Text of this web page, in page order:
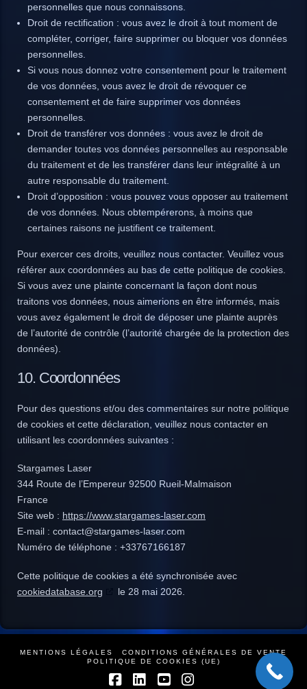
personnelles que nous connaissons.
Droit de rectification : vous avez le droit à tout moment de
compléter, corriger, faire supprimer ou bloquer vos données
personnelles.
Si vous nous donnez votre consentement pour le traitement
de vos données, vous avez le droit de révoquer ce
consentement et de faire supprimer vos données
personnelles.
Droit de transférer vos données : vous avez le droit de
demander toutes vos données personnelles au responsable
du traitement et de les transférer dans leur intégralité à un
autre responsable du traitement.
Droit d’opposition : vous pouvez vous opposer au traitement
de vos données. Nous obtempérerons, à moins que
certaines raisons ne justifient ce traitement.
Pour exercer ces droits, veuillez nous contacter. Veuillez vous
référer aux coordonnées au bas de cette politique de cookies.
Si vous avez une plainte concernant la façon dont nous
traitons vos données, nous aimerions en être informés, mais
vous avez également le droit de déposer une plainte auprès
de l’autorité de contrôle (l’autorité chargée de la protection des
données).
10. Coordonnées
Pour des questions et/ou des commentaires sur notre politique
de cookies et cette déclaration, veuillez nous contacter en
utilisant les coordonnées suivantes :
Stargames Laser
344 Route de l’Empereur 92500 Rueil-Malmaison
France
Site web : https://www.stargames-laser.com
E-mail : contact@stargames-laser.com
Numéro de téléphone : +33767166187
Cette politique de cookies a été synchronisée avec
cookiedatabase.org
le 28 mai 2026.
MENTIONS LÉGALES
CONDITIONS GÉNÉRALES DE VENTE
POLITIQUE DE COOKIES (UE)